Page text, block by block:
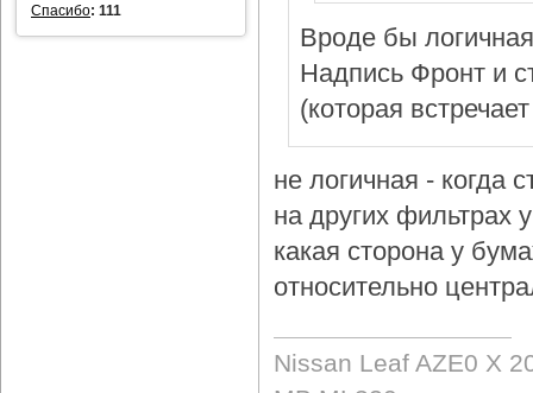
Спасибо: 111
Вроде бы
Надпись Фронт и
(которая
не логичная - когда
на других фильтрах
какая сторона у
относительно
Nissan Leaf AZE0 X